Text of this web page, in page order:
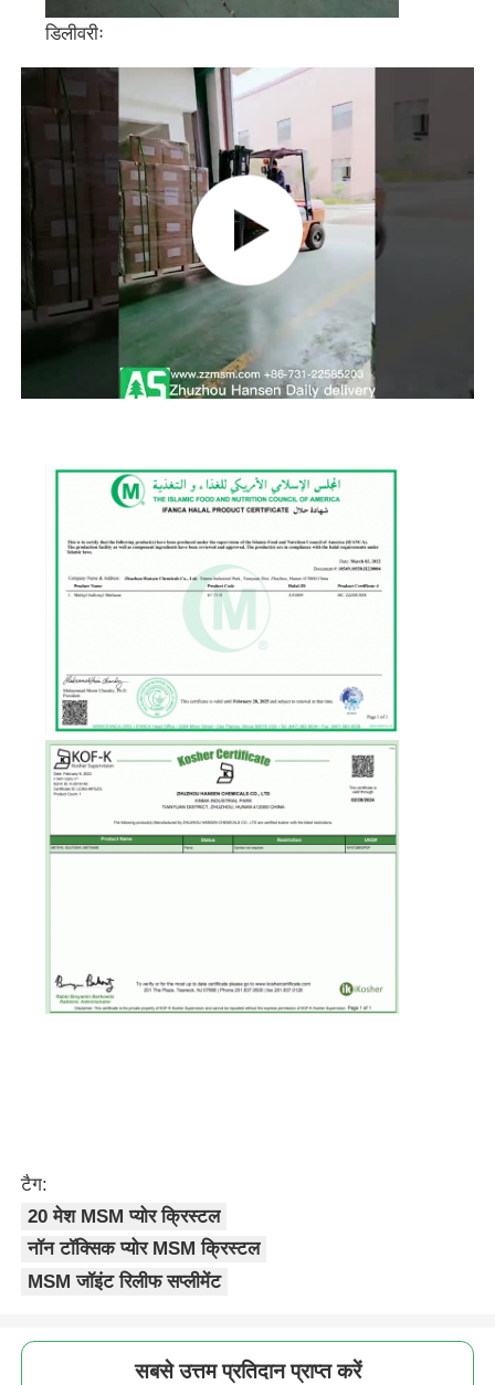
डिलीवरीः
टैग:
20 मेश MSM प्योर क्रिस्टल
नॉन टॉक्सिक प्योर MSM क्रिस्टल
MSM जॉइंट रिलीफ सप्लीमेंट
सबसे उत्तम प्रतिदान प्राप्त करें